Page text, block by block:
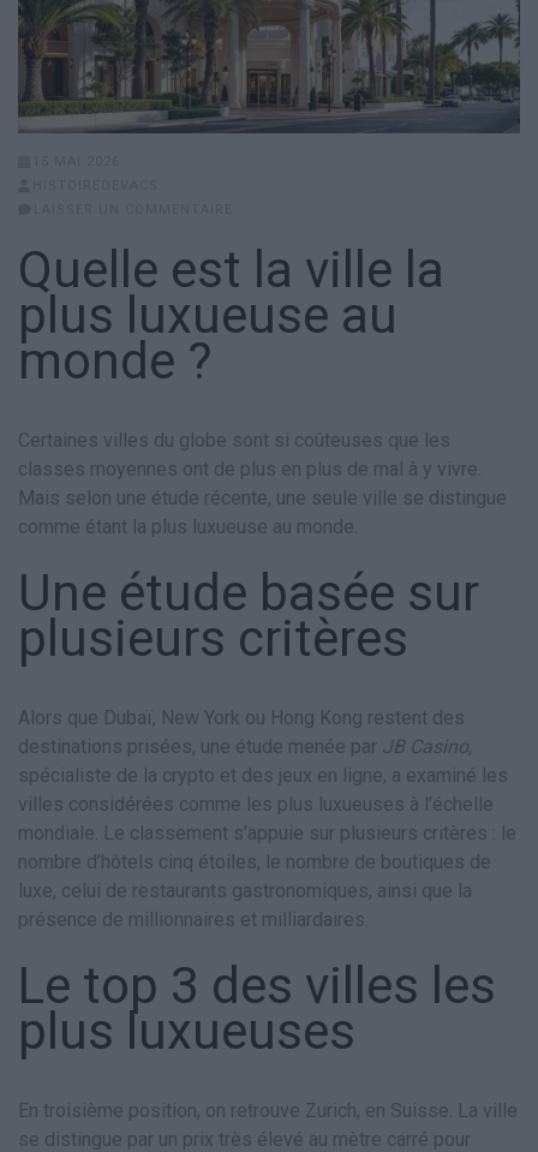
Quelle est la ville la
plus luxueuse au
monde ?
Certaines villes du globe sont si coûteuses que les
classes moyennes ont de plus en plus de mal à y vivre.
Mais selon une étude récente, une seule ville se distingue
comme étant la plus luxueuse au monde.
Une étude basée sur
plusieurs critères
Alors que Dubaï, New York ou Hong Kong restent des
destinations prisées, une étude menée par JB Casino,
spécialiste de la crypto et des jeux en ligne, a examiné les
villes considérées comme les plus luxueuses à l’échelle
mondiale. Le classement s’appuie sur plusieurs critères : le
nombre d’hôtels cinq étoiles, le nombre de boutiques de
luxe, celui de restaurants gastronomiques, ainsi que la
présence de millionnaires et milliardaires.
Le top 3 des villes les
plus luxueuses
En troisième position, on retrouve Zurich, en Suisse. La ville
se distingue par un prix très élevé au mètre carré pour